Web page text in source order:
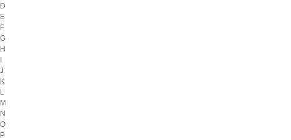
D
E
F
G
H
J
K
L
M
N
O
P